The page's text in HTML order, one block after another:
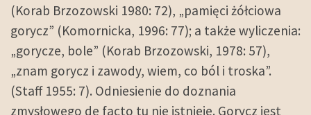
(Korab Brzozowski 1980: 72), „pamięci żółciowa
gorycz” (Komornicka, 1996: 77); a także wyliczenia:
„gorycze, bole” (Korab Brzozowski, 1978: 57),
„znam gorycz i zawody, wiem, co ból i troska”.
(Staff 1955: 7). Odniesienie do doznania
zmysłowego de facto tu nie istnieje. Gorycz jest